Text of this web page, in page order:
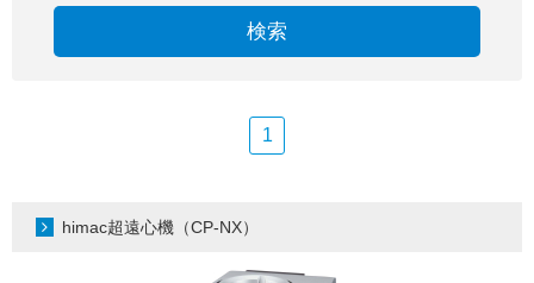
検索
1
himac超遠心機（CP-NX）